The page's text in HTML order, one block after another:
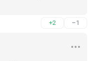
+2 –1